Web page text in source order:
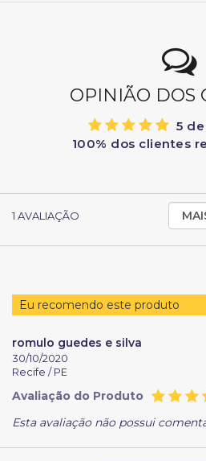
OPINIÃO DOS
5
100% dos clientes
1 AVALIAÇÃO
Eu recomendo este produto
romulo guedes e silva
30/10/2020
Recife / PE
Avaliação do Produto
Esta avaliação não possui